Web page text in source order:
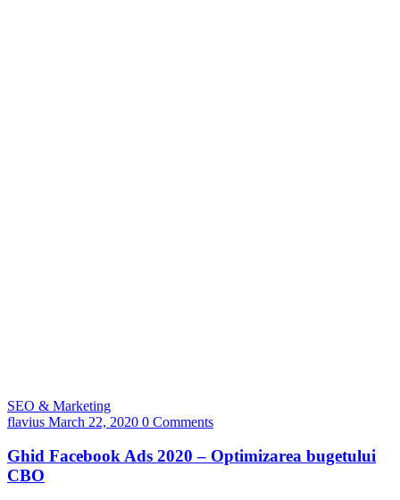
SEO & Marketing
flavius March 22, 2020 0 Comments
Ghid Facebook Ads 2020 – Optimizarea bugetului
CBO